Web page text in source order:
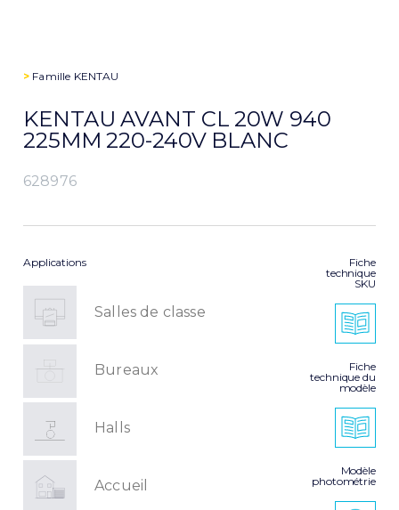
> Famille KENTAU
KENTAU AVANT CL 20W 940
225MM 220-240V BLANC
628976
Applications
Salles de classe
Bureaux
Halls
Accueil
Fiche
technique
SKU
Fiche
technique du
modèle
Modèle
photométrie